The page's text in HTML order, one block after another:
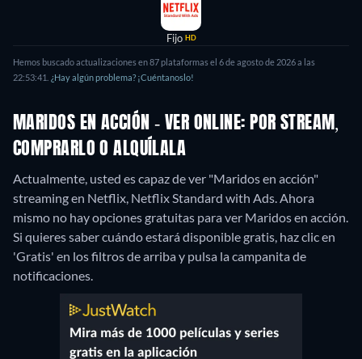
Fijo HD
Hemos buscado actualizaciones en 87 plataformas el 6 de agosto de 2026 a las
22:53:41. ¿Hay algún problema? ¡Cuéntanoslo!
MARIDOS EN ACCIÓN - VER ONLINE: POR STREAM,
COMPRARLO O ALQUÍLALA
Actualmente, usted es capaz de ver "Maridos en acción"
streaming en Netflix, Netflix Standard with Ads.Ahora
mismo no hay opciones gratuitas para ver Maridos en acción.
Si quieres saber cuándo estará disponible gratis, haz clic en
'Gratis' en los filtros de arriba y pulsa la campanita de
notificaciones.